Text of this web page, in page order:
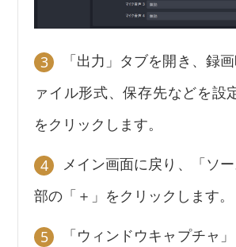
3
「出力」タブを開き、録
ァイル形式、保存先などを設
をクリックします。
4
メイン画面に戻り、「ソ
部の「＋」をクリックします。
5
「ウィンドウキャプチャ